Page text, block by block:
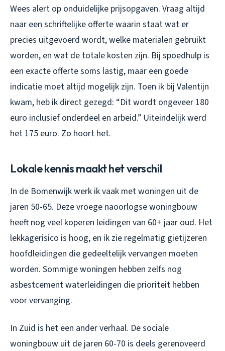
Wees alert op onduidelijke prijsopgaven. Vraag altijd
naar een schriftelijke offerte waarin staat wat er
precies uitgevoerd wordt, welke materialen gebruikt
worden, en wat de totale kosten zijn. Bij spoedhulp is
een exacte offerte soms lastig, maar een goede
indicatie moet altijd mogelijk zijn. Toen ik bij Valentijn
kwam, heb ik direct gezegd: “Dit wordt ongeveer 180
euro inclusief onderdeel en arbeid.” Uiteindelijk werd
het 175 euro. Zo hoort het.
Lokale kennis maakt het verschil
In de Bomenwijk werk ik vaak met woningen uit de
jaren 50-65. Deze vroege naoorlogse woningbouw
heeft nog veel koperen leidingen van 60+ jaar oud. Het
lekkagerisico is hoog, en ik zie regelmatig gietijzeren
hoofdleidingen die gedeeltelijk vervangen moeten
worden. Sommige woningen hebben zelfs nog
asbestcement waterleidingen die prioriteit hebben
voor vervanging.
In Zuid is het een ander verhaal. De sociale
woningbouw uit de jaren 60-70 is deels gerenoveerd